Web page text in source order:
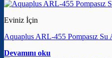
Eviniz İçin
Aquaplus ARL-455 Pompasız Su
Devamını oku